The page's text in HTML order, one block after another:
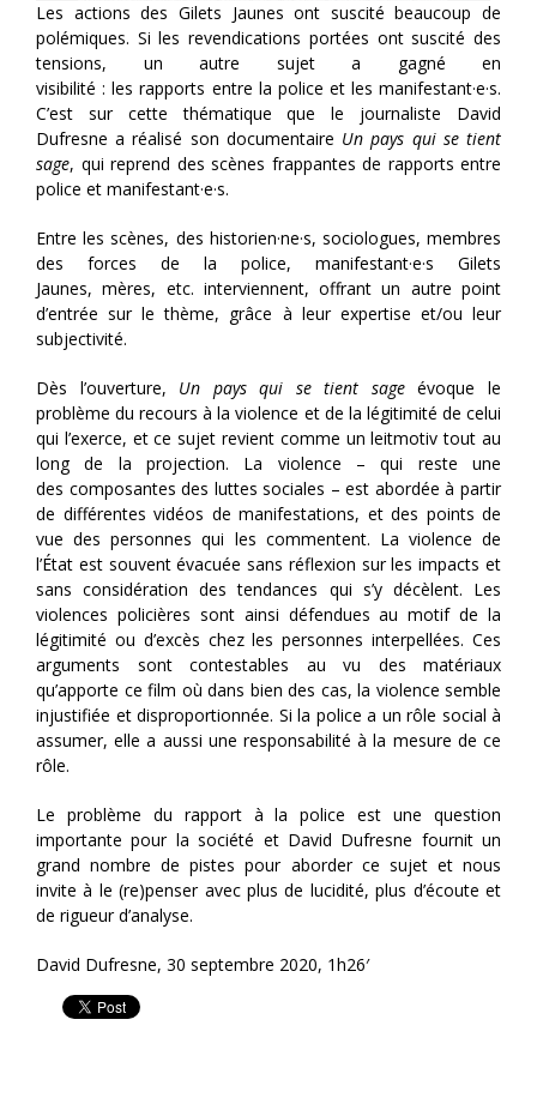
Les actions des Gilets Jaunes ont suscité beaucoup de
polémiques. Si les revendications portées ont suscité des
tensions, un autre sujet a gagné en
visibilité:les rapports entre la police et lesmanifestant·e·s.
C’est sur cette thématique que le journaliste David
Dufresne a réalisé son documentaire Un pays qui se tient
sage, qui reprend des scènes frappantes de rapports entre
police et manifestant·e·s.
Entre les scènes, des historien·ne·s, sociologues, membres
des forces de la police, manifestant·e·s Gilets
Jaunes, mères, etc. interviennent, offrant un autre point
d’entrée sur le thème, grâce à leur expertise et/ou leur
subjectivité.
Dès l’ouverture, Un pays qui se tient sage évoque
le
problème du recours à la violence et de la légitimité de celui
qui l’exerce, et cesujet revient comme un leitmotiv tout au
longde la projection. La violence – qui reste une
des composantes des luttes sociales –est abordée à partir
de différentes vidéos de manifestations, et des points de
vue des personnes qui les commentent. La violence de
l’État est souvent évacuée sans réflexion sur les impacts et
sans considération des tendances qui s’y décèlent. Les
violences policières sont ainsi défendues au motif de la
légitimité ou d’excès chez les personnes interpellées. Ces
arguments sont contestables au vu des matériaux
qu’apporte ce film où dans bien des cas, la violence semble
injustifiée et disproportionnée. Si la police a un rôle social à
assumer, elle a aussi une responsabilité à la mesure de ce
rôle.
Le problème du rapport à la police est une question
importante pour la société et David Dufresne fournit un
grand nombre de pistes pour aborder ce sujet et nous
invite à le (re)penser avec plus de lucidité, plus d’écoute et
de rigueur d’analyse.
David Dufresne, 30 septembre 2020, 1h26′